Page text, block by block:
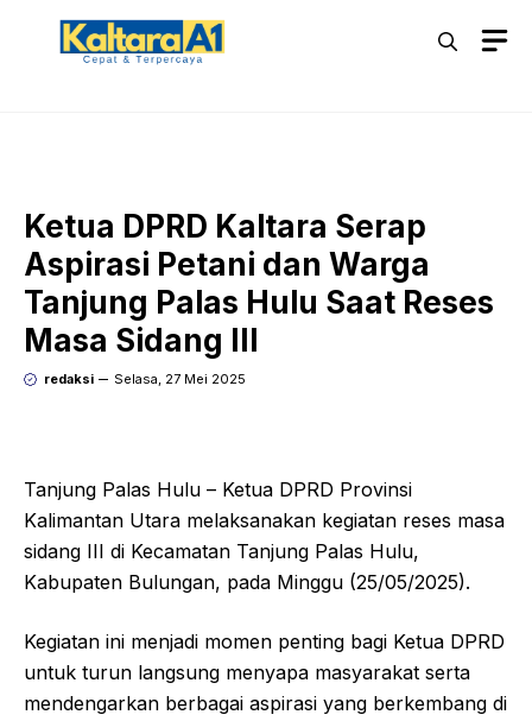
Langsung
Ketua DPRD Kaltara Serap
Aspirasi Petani dan Warga
Tanjung Palas Hulu Saat Reses
Masa Sidang III
redaksi Selasa, 27 Mei 2025
Tanjung Palas Hulu – Ketua DPRD Provinsi
Kalimantan Utara melaksanakan kegiatan reses masa
sidang III di Kecamatan Tanjung Palas Hulu,
Kabupaten Bulungan, pada Minggu (25/05/2025).
Kegiatan ini menjadi momen penting bagi Ketua DPRD
untuk turun langsung menyapa masyarakat serta
mendengarkan berbagai aspirasi yang berkembang di